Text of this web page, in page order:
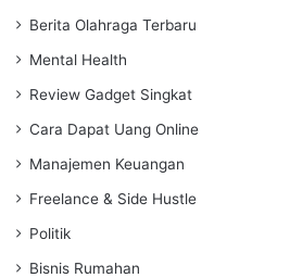
Berita Olahraga Terbaru
Mental Health
Review Gadget Singkat
Cara Dapat Uang Online
Manajemen Keuangan
Freelance & Side Hustle
Politik
Bisnis Rumahan